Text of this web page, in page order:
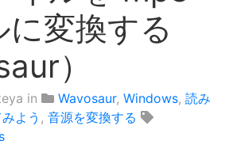
変換する
）
in Wavosaur, Windows, 読み
よう , 音源を変換する